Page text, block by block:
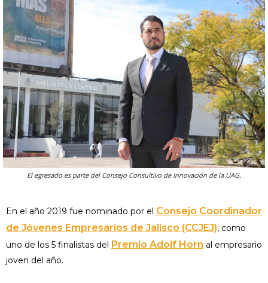
El egresado es parte del Consejo Consultivo de Innovación de la UAG.
En el año 2019 fue nominado por el Consejo Coordinador
de Jóvenes Empresarios de Jalisco (CCJEJ), como
uno de los 5 finalistas del Premio Adolf Horn al empresario
joven del año.